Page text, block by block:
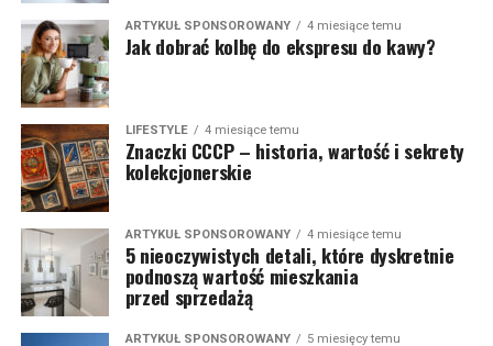
ARTYKUŁ SPONSOROWANY 4 miesiące temu
Jak dobrać kolbę do ekspresu do kawy?
LIFESTYLE 4 miesiące temu
Znaczki CCCP – historia, wartość i sekrety
kolekcjonerskie
ARTYKUŁ SPONSOROWANY 4 miesiące temu
5 nieoczywistych detali, które dyskretnie
podnoszą wartość mieszkania
przed sprzedażą
ARTYKUŁ SPONSOROWANY 5 miesięcy temu